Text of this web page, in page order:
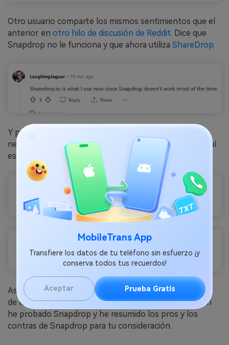
MobileTrans App
Transfiere los datos de tu teléfono sin esfuerzo ¡y
conserva todos tus recuerdos!
Aceptar Prueba Gratis
Otro usuario comparte los mismos sentimientos que el
anterior en otro hilo de discusión de Reddit . Dice que
Snapdrop no le funciona y que ahora utiliza ShareDrop
Y para algunos usuarios, sólo tienen comentarios
negativos ya que Snapdrop no funcionó para ellos, aquí
están algunos de los comentarios.
Así, los comentarios de los usuarios muestran algunas
de las capacidades y debilidades de Snapdrop. También
he probado Snapdrop y he resumido los pros y los
contras de Snapdrop para tu consideración.